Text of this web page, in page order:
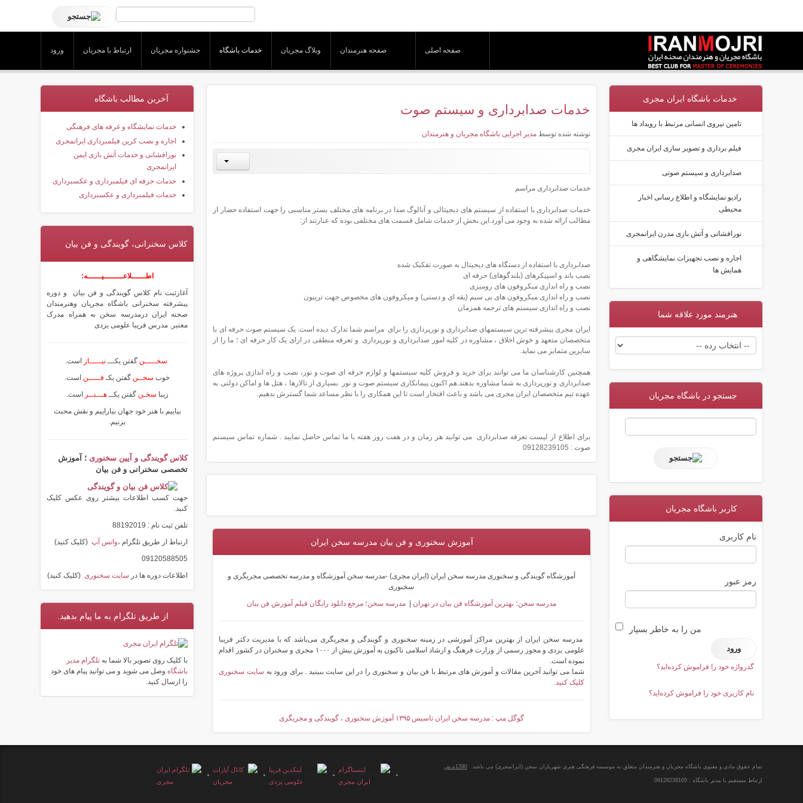
صفحه اصلی صفحه هنرمندان وبلاگ مجریان خدمات باشگاه جشنواره مجریان ارتباط با مجریان ورود
خدمات صدابرداری و سیستم صوت
نوشته شده توسطمدیر اجرایی باشگاه مجریان و هنرمندان
​خدمات صدابرداری مراسم
خدمات صدابرداری با استفاده از سیستم های دیجیتالی و آنالوگ صدا در برنامه های مختلف بستر مناسبی را جهت استفاده حضار از
مطالب ارائه شده به وجود می آورد.این بخش از خدمات شامل قسمت های مختلفی بوده که عبارتند از:
صدابرداری با استفاده از دستگاه های دیجیتال به صورت تفکیک شده
نصب باند و اسپیکرهای (بلندگوهای) حرفه ای
نصب و راه اندازی میکروفون های رومیزی
نصب و راه اندازی میکروفون های بی سیم (یقه ای و دستی) و میکروفون های مخصوص جهت تریبون
نصب و راه اندازی سیستم های ترجمه همزمان
ایران مجری پیشرفته ترین سیستمهای صدابرداری و نورپردازی را برای مراسم شما تدارک دیده است. یک سیستم صوت حرفه ای با
متخصصان متعهد و خوش اخلاق ، مشاوره در کلیه امور صدابرداری و نورپردازی و تعرفه منطقی در ازای یک کار حرفه ای ؛ ما را از
سایرین متمایز می نماید.
همچنین کارشناسان ما می توانند برای خرید و فروش کلیه سیستمها و لوازم حرفه ای صوت و نور، نصب و راه اندازی پروژه های
صدابرداری و نورپردازی به شما مشاوره بدهند.هم اکنون پیمانکاری سیستم صوت و نور بسیاری از تالارها ، هتل ها و اماکن دولتی به
عهده تیم متخصصان ایران مجری می باشد و باعث افتخار است تا این همکاری را با نظر مساعد شما گسترش بدهیم.
برای اطلاع از لیست تعرفه صدابرداری می توانید هر زمان و در هفت روز هفته با ما تماس حاصل نمایید . شماره تماس سیستم
صوت : 09128239105
آموزش سخنوری و فن بیان مدرسه سخن ایران
آموزشگاه گویندگی و سخنوری مدرسه سخن ایران (ایران مجری) -مدرسه سخن آموزشگاه و مدرسه تخصصی مجریگری و
سخنوری
مدرسه سخن؛ بهترین آموزشگاه فن بیان در تهران |مدرسه سخن؛ مرجع دانلود رایگان فیلم آموزش فن بیان
مدرسه سخن ایران از بهترین مراکز آموزشی در زمینه سخنوری و گویندگی و مجریگری می‌باشد که با مدیریت دکتر فریبا
علومی یزدی و مجوز رسمی از وزارت فرهنگ و ارشاد اسلامی تاکنون به آموزش بیش از ۱۰۰۰ مجری و سخنران در کشور اقدام
نموده است.
شما می توانید آخرین مقالات و آموزش های مرتبط با فن بیان و سخنوری را در این سایت ببینید . برای ورود به سایت سخنوری
کلیک کنید.
گوگل مپ : مدرسه سخن ایران تاسیس ۱۳۹۵ آموزش سخنوری ، گویندگی و مجریگری
آخرین مطالب باشگاه
خدمات نمایشگاه و غرفه های فرهنگی
اجاره و نصب کرین فیلمبرداری ایرانمجری
نورافشانی و خدمات آتش بازی ایمن
ایرانمجری
خدمات حرفه ای فیلمبرداری و عکسبرداری
خدمات فیلمبرداری و عکسبرداری
کلاس سخنرانی، گویندگی و فن بیان
اطــــــلاعــــــــیــــــه:
آغازثبت نام کلاس گویندگی و فن بیان و دوره
پیشرفته سخنرانی باشگاه مجریان وهنرمندان
صحنه ایران درمدرسه سخن به همراه مدرک
معتبر. مدرس فریبا علومی یزدی
سخـــــنگفتن یکـــنیـــــاز
است.
خوب سخــنگفتن یکـ فـــــناست.
زیبا سخـن گفتن یکــهـــنــر
است.
بیاییم با هنر خود جهان بیاراییم و نقش محبت
بزنیم.
کلاس گویندگی و آیین سخنوری ؛ آموزش
تخصصی سخنرانی و فن بیان
جهت کسب اطلاعات بیشتر روی عکس کلیک
کنید.
تلفن ثبت نام : 88192019
ارتباط از طریق تلگرام ،واتس آپ(کلیک کنید)
09120588505
اطلاعات دوره ها در سایت سخنوری(کلیک کنید)
از طریق تلگرام به ما پیام بدهید.
با کلیک روی تصویر بالا شما به تلگرام مدیر
باشگاهوصل می شوید و می توانید پیام های خود
را ارسال کنید.
خدمات باشگاه ایران مجری
تامین نیروی انسانی مرتبط با رویداد ها
فیلم برداری و تصویر سازی ایران مجری
صدابرداری و سیستم صوتی
رادیو نمایشگاه و اطلاع رسانی اخبار
محیطی
نورافشانی و آتش بازی مدرن ایرانمجری
اجاره و نصب تجهیزات نمایشگاهی و
همایش ها
هنرمند مورد علاقه شما
جستجو در باشگاه مجریان
کاربر باشگاه مجریان
نام کاربری
رمز عبور
من را به خاطر بسپار
گذرواژه خود را فراموش کرده‌اید؟
نام کاربری خود را فراموش کرده‌اید؟
تمام حقوق مادی و معنوی باشگاه مجریان و هنرمندان متعلق به موسسه فرهنگی هنری شهریاران سخن (ایرانمجری) می باشد.1390ه.ش
ارتباط مستقیم با مدیر باشگاه : 09128239105